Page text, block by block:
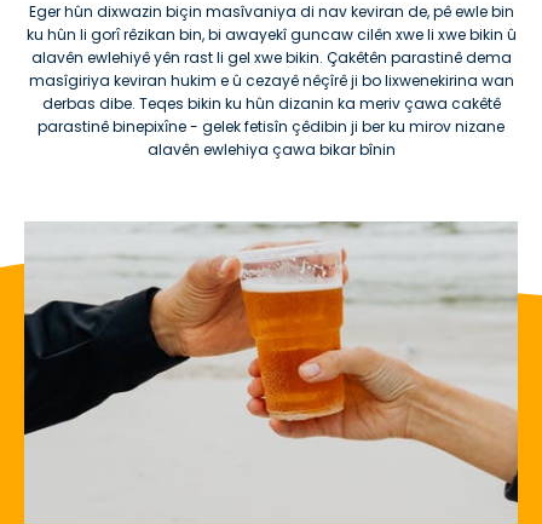
Eger hûn dixwazin biçin masîvaniya di nav keviran de, pê ewle bin
ku hûn li gorȋ rêzikan bin, bi awayekî guncaw cilên xwe li xwe bikin û
alavên ewlehiyê yên rast li gel xwe bikin. Çakêtên parastinê dema
masîgiriya keviran hukim e û cezayê nêçîrê ji bo lixwenekirina wan
derbas dibe. Teqes bikin ku hûn dizanin ka meriv çawa cakêtê
parastinê binepixȋne - gelek fetisîn çêdibin ji ber ku mirov nizane
alavên ewlehiya çawa bikar bînin